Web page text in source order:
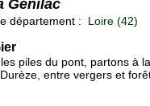
Genilac
département : Loire (42)
piles du pont, partons à la
entre vergers et